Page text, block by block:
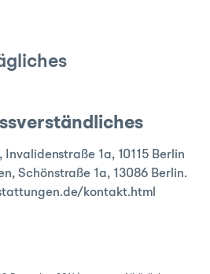
1a, 10115 Berlin
Schönstraße 1a, 13086 Berlin.
kontakt.html